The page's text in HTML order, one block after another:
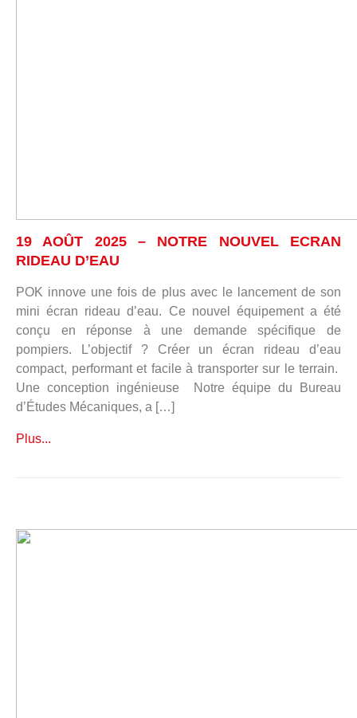
19 AOÛT 2025 – NOTRE NOUVEL ECRAN
RIDEAU D’EAU
POK innove une fois de plus avec le lancement de son
mini écran rideau d’eau. Ce nouvel équipement a été
conçu en réponse à une demande spécifique de
pompiers. L’objectif ? Créer un écran rideau d’eau
compact, performant et facile à transporter sur le terrain.
Une conception ingénieuse Notre équipe du Bureau
d’Études Mécaniques, a […]
Plus...